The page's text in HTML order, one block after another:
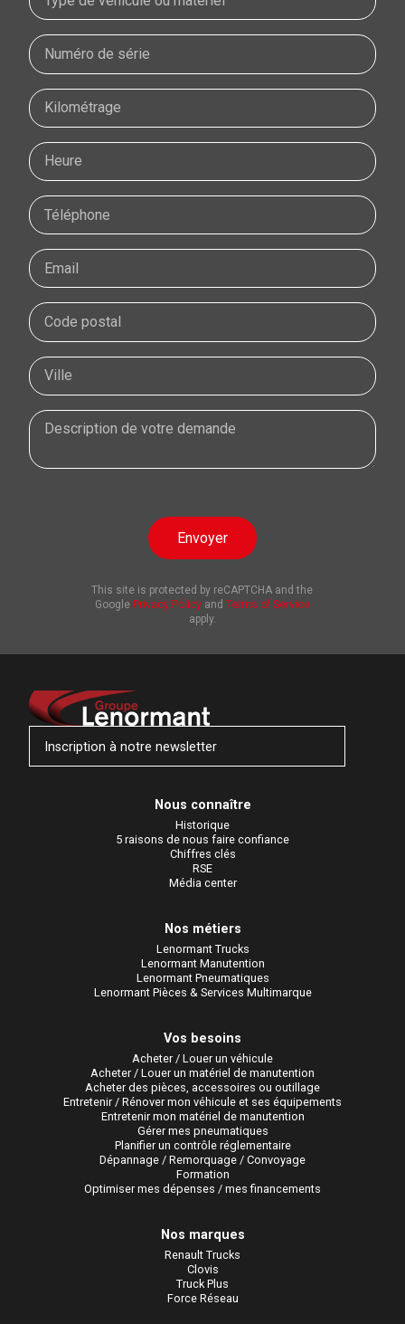
Envoyer
This site is protected by reCAPTCHA and the
Google Privacy Policyand Terms of Service
apply.
Inscription à notre newsletter
Nous connaître
Historique
5 raisons de nous faire confiance
Chiffres clés
RSE
Média center
Nos métiers
Lenormant Trucks
Lenormant Manutention
Lenormant Pneumatiques
Lenormant Pièces & Services Multimarque
Vos besoins
Acheter / Louer un véhicule
Acheter / Louer un matériel de manutention
Acheter des pièces, accessoires ou outillage
Entretenir / Rénover mon véhicule et ses équipements
Entretenir mon matériel de manutention
Gérer mes pneumatiques
Planifier un contrôle réglementaire
Dépannage / Remorquage / Convoyage
Formation
Optimiser mes dépenses / mes financements
Nos marques
Renault Trucks
Clovis
Truck Plus
Force Réseau